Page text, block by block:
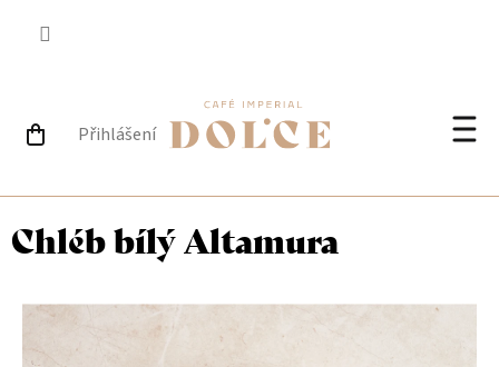
KOŠÍK
Přihlášení
Chléb bílý Altamura